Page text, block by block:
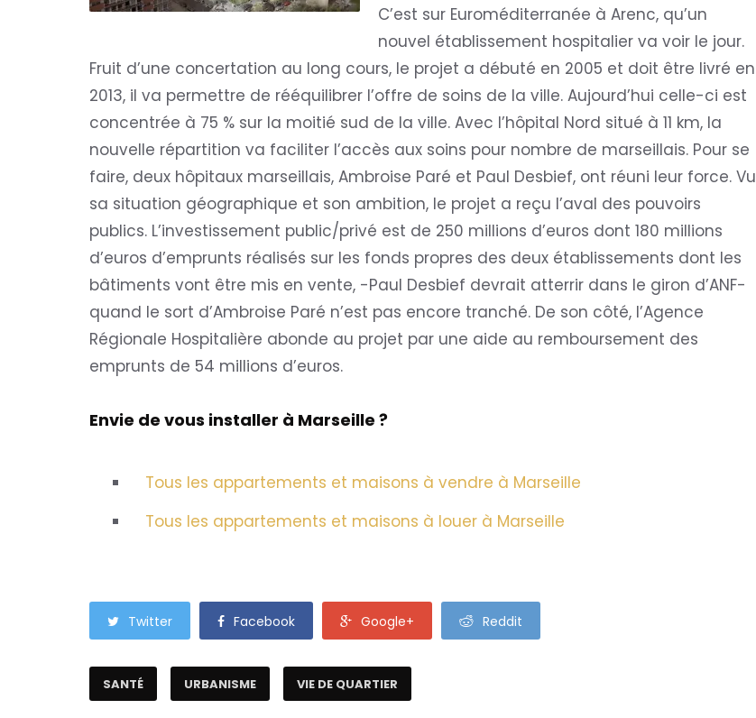
C’est sur Euroméditerranée à Arenc, qu’un
nouvel établissement hospitalier va voir le jour.
Fruit d’une concertation au long cours, le projet a débuté en 2005 et doit être livré en
2013, il va permettre de rééquilibrer l’offre de soins de la ville. Aujourd’hui celle-ci est
concentrée à 75 % sur la moitié sud de la ville. Avec l’hôpital Nord situé à 11 km, la
nouvelle répartition va faciliter l’accès aux soins pour nombre de marseillais. Pour se
faire, deux hôpitaux marseillais, Ambroise Paré et Paul Desbief, ont réuni leur force. Vu
sa situation géographique et son ambition, le projet a reçu l’aval des pouvoirs
publics. L’investissement public/privé est de 250 millions d’euros dont 180 millions
d’euros d’emprunts réalisés sur les fonds propres des deux établissements dont les
bâtiments vont être mis en vente, -Paul Desbief devrait atterrir dans le giron d’ANF-
quand le sort d’Ambroise Paré n’est pas encore tranché. De son côté, l’Agence
Régionale Hospitalière abonde au projet par une aide au remboursement des
emprunts de 54 millions d’euros.
Envie de vous installer à Marseille ?
Tous les appartements et maisons à vendre à Marseille
Tous les appartements et maisons à louer à Marseille
Twitter Facebook Google+ Reddit
SANTÉ URBANISME VIE DE QUARTIER